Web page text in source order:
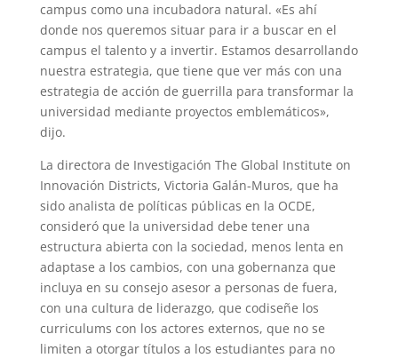
campus como una incubadora natural. «Es ahí
donde nos queremos situar para ir a buscar en el
campus el talento y a invertir. Estamos desarrollando
nuestra estrategia, que tiene que ver más con una
estrategia de acción de guerrilla para transformar la
universidad mediante proyectos emblemáticos»,
dijo.
La directora de Investigación The Global Institute on
Innovación Districts, Victoria Galán-Muros, que ha
sido analista de políticas públicas en la OCDE,
consideró que la universidad debe tener una
estructura abierta con la sociedad, menos lenta en
adaptase a los cambios, con una gobernanza que
incluya en su consejo asesor a personas de fuera,
con una cultura de liderazgo, que codiseñe los
curriculums con los actores externos, que no se
limiten a otorgar títulos a los estudiantes para no